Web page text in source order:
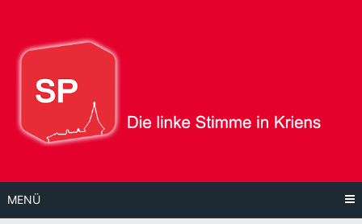
Inhalt
MENÜ